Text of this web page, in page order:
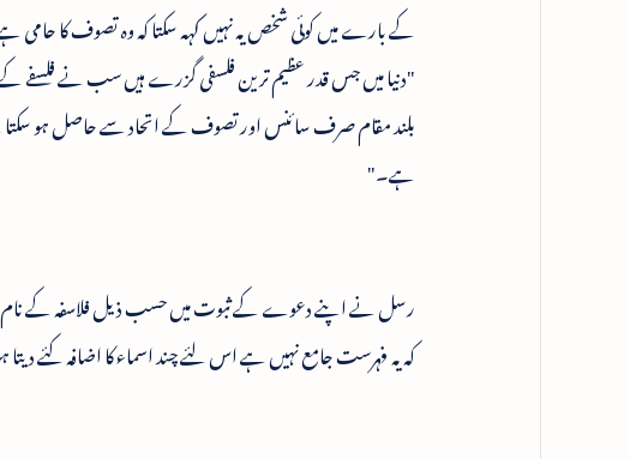
کے بارے میں کوئی شخص یہ نہیں کہہ سکتا کہ وہ تصوف کا حامی
"دنیا میں جس قدر عظیم ترین فلسفی گزرے ہیں سب نے فلسفے
بلند مقام صرف سائنس اور تصوف کے اتحاد سے حاصل ہو
ہے۔"
رسل نے اپنے دعوے کے ثبوت میں حسب ذیل فلاسفہ کے نام
کہ یہ فہرست جامع نہیں ہے اس لئے چند اسماء کا اضافہ کئے